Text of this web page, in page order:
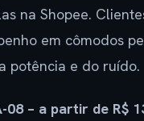
na Shopee.
em cômodos
potência e do ruído.
08 – a partir de R$